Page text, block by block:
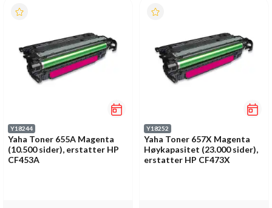
Y18244
Yaha Toner 655A Magenta
(10.500 sider), erstatter HP
CF453A
Y18252
Yaha Toner 657X Magenta
Høykapasitet (23.000 sider),
erstatter HP CF473X